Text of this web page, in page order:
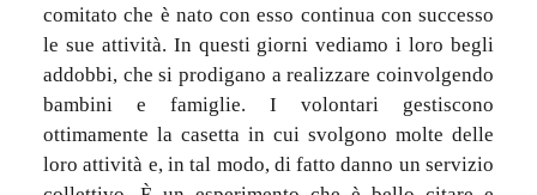
comitato che è nato con esso continua con successo
le sue attività. In questi giorni vediamo i loro begli
addobbi, che si prodigano a realizzare coinvolgendo
bambini e famiglie. I volontari gestiscono
ottimamente la casetta in cui svolgono molte delle
loro attività e, in tal modo, di fatto danno un servizio